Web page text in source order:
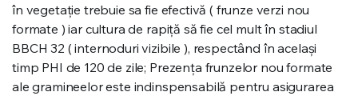
în vegetație trebuie sa fie efectivă ( frunze verzi nou
formate ) iar cultura de rapiță să fie cel mult în stadiul
BBCH 32 ( internoduri vizibile ), respectând în același
timp PHI de 120 de zile; Prezența frunzelor nou formate
ale gramineelor este indinspensabilă pentru asigurarea